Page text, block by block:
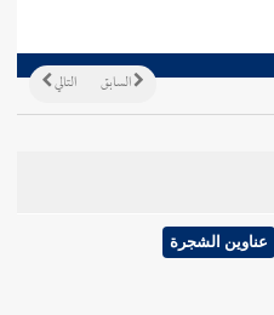
التالي السابق
عناوين الشجرة